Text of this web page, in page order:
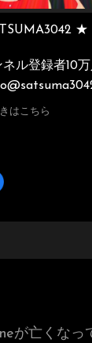
★
ル登録者10万
はこちら
が亡くなっ